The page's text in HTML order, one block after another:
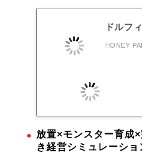
ドルフ
HONEY
放置×モンスター育
き経営シミュレーショ